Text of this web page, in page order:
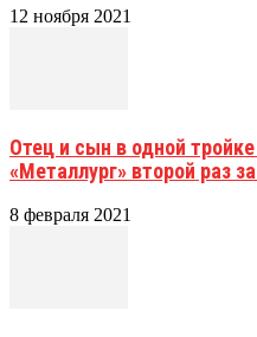
12 ноября 2021
Отец и сын в одной
«Металлург» второй раз
8 февраля 2021